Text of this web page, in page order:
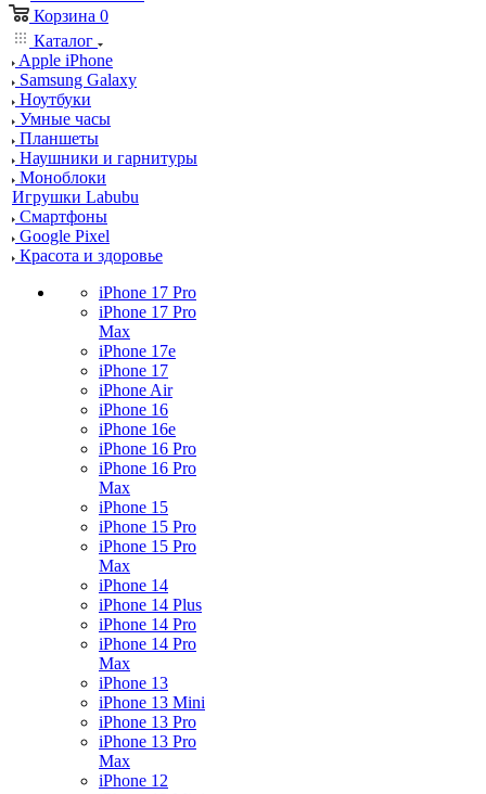
Корзина 0
Каталог
Apple iPhone
Samsung Galaxy
Ноутбуки
Умные часы
Планшеты
Наушники и гарнитуры
Моноблоки
Игрушки Labubu
Смартфоны
Google Pixel
Красота и здоровье
iPhone 17 Pro
iPhone 17 Pro
Max
iPhone 17e
iPhone 17
iPhone Air
iPhone 16
iPhone 16e
iPhone 16 Pro
iPhone 16 Pro
Max
iPhone 15
iPhone 15 Pro
iPhone 15 Pro
Max
iPhone 14
iPhone 14 Plus
iPhone 14 Pro
iPhone 14 Pro
Max
iPhone 13
iPhone 13 Mini
iPhone 13 Pro
iPhone 13 Pro
Max
iPhone 12